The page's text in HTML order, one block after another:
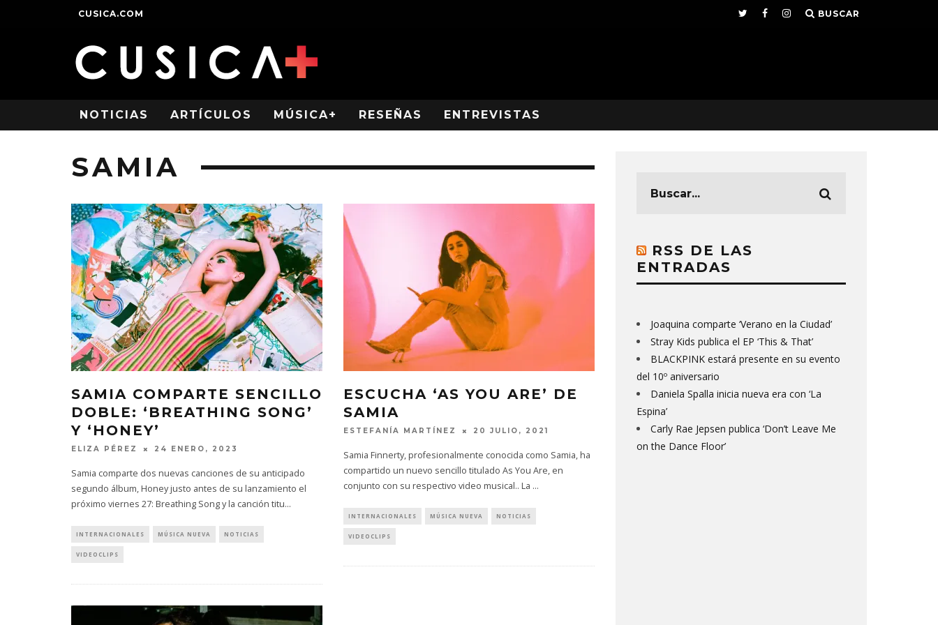
CUSICA.COM BUSCAR
NOTICIAS ARTÍCULOS MÚSICA+ RESEÑAS ENTREVISTAS
SAMIA
SAMIA COMPARTE SENCILLO
DOBLE: ‘BREATHING SONG’
Y ‘HONEY’
ELIZA PÉREZ 24 ENERO, 2023
Samia comparte dos nuevas canciones de su anticipado
segundo álbum, Honey justo antes de su lanzamiento el
próximo viernes 27: Breathing Song y la canción titu...
INTERNACIONALES MÚSICA NUEVA NOTICIAS
VIDEOCLIPS
ESCUCHA ‘AS YOU ARE’ DE
SAMIA
ESTEFANÍA MARTÍNEZ 20 JULIO, 2021
Samia Finnerty, profesionalmente conocida como Samia, ha
compartido un nuevo sencillo titulado As You Are, en
conjunto con su respectivo video musical.. La ...
INTERNACIONALES MÚSICA NUEVA NOTICIAS
VIDEOCLIPS
RSS DE LAS
ENTRADAS
Joaquina comparte ‘Verano en la Ciudad’
Stray Kids publica el EP ‘This & That’
BLACKPINK estará presente en su evento
del 10º aniversario
Daniela Spalla inicia nueva era con ‘La
Espina’
Carly Rae Jepsen publica ‘Don’t Leave Me
on the Dance Floor’